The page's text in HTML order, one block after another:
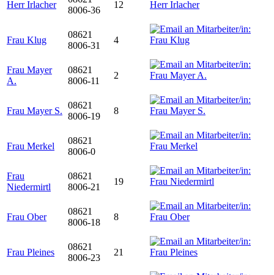
Herr Irlacher
8006-36
12
Frau Klug
08621
8006-31
4
Frau Mayer
A.
08621
8006-11
2
Frau Mayer S.
08621
8006-19
8
Frau Merkel
08621
8006-0
Frau
Niedermirtl
08621
8006-21
19
Frau Ober
08621
8006-18
8
Frau Pleines
08621
8006-23
21